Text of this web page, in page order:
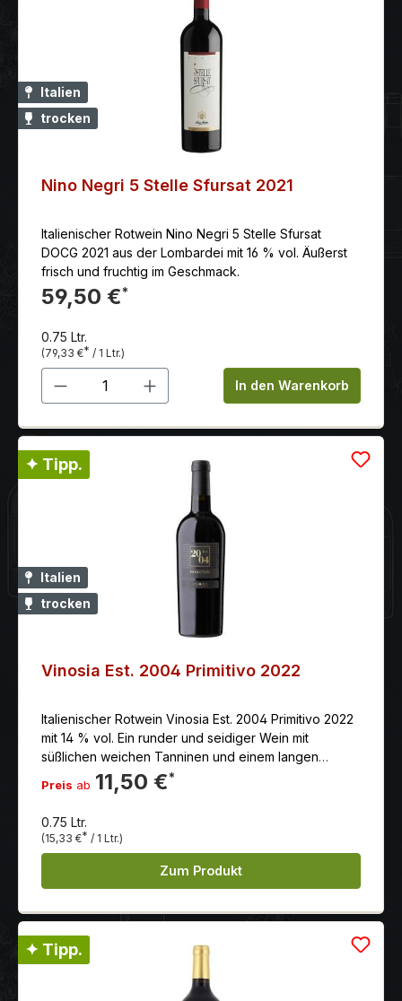
Italien
trocken
Nino Negri 5 Stelle Sfursat 2021
Italienischer Rotwein Nino Negri 5 Stelle Sfursat
DOCG 2021 aus der Lombardei mit 16 % vol. Äußerst
frisch und fruchtig im Geschmack.
59,50 €*
0.75 Ltr.
(79,33 €* / 1 Ltr.)
Produkt Anzahl: Gib denIn den Warenkorb
✦ Tipp.
Italien
trocken
Vinosia Est. 2004 Primitivo 2022
Italienischer Rotwein Vinosia Est. 2004 Primitivo 2022
mit 14 % vol. Ein runder und seidiger Wein mit
süßlichen weichen Tanninen und einem langen
Nachgang. Aus handgelesenen Tauben der besten
Lagen Vinosia‘s gewonnen.
Preis ab 11,50 €*
0.75 Ltr.
(15,33 €* / 1 Ltr.)
Zum Produkt
✦ Tipp.